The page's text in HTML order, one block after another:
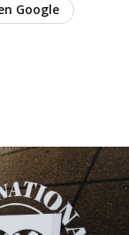
Google